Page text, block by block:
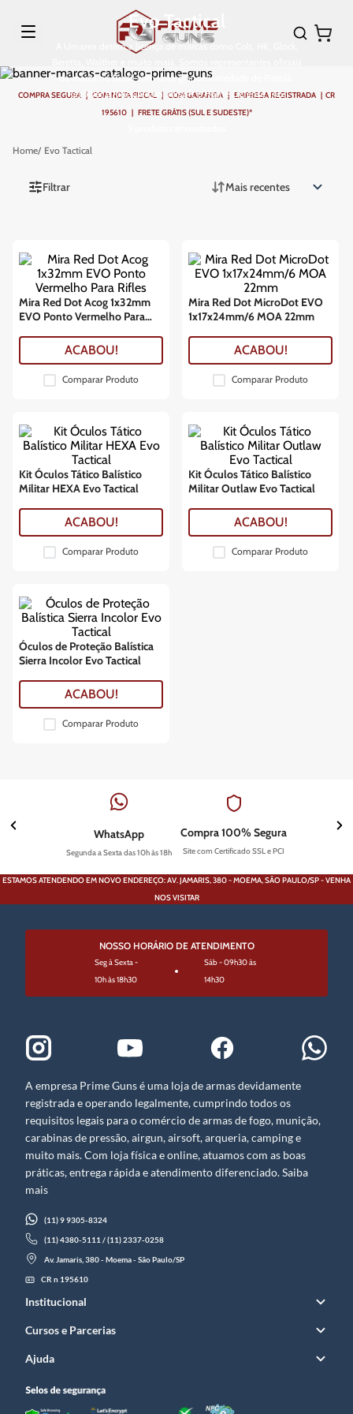
Evo Tactical
A Umarex detém a licença de marcas como Colt, HK, Glock,
da marca no Brasil com uma grande variedade de Pistola,
Revólver e Rifles Airgun, Airsoft e Home Defense T4E.
COMPRA SEGURA | COM NOTA FISCAL | COM GARANTIA | EMPRESA REGISTRADA | CR
195610 | FRETE GRÁTIS (SUL E SUDESTE)*
Evo Tactical
Filtrar Mais recentes
Mira Red Dot Acog 1x32mm
EVO Ponto Vermelho Para
ACABOU!
Comparar Produto
Mira Red Dot MicroDot EVO
1x17x24mm/6 MOA 22mm
ACABOU!
Comparar Produto
Kit Óculos Tático Balístico
Militar HEXA Evo Tactical
ACABOU!
Comparar Produto
Kit Óculos Tático Balístico
Militar Outlaw Evo Tactical
ACABOU!
Comparar Produto
Óculos de Proteção Balística
Sierra Incolor Evo Tactical
ACABOU!
Comparar Produto
WhatsApp
Segunda a Sexta das 10h às 18h
Compra 100% Segura
Site com Certificado SSL e PCI
ESTAMOS ATENDENDO EM NOVO ENDEREÇO: AV. JAMARIS, 380 - MOEMA, SÃO PAULO/SP - VENHA
NOS VISITAR
NOSSO HORÁRIO DE ATENDIMENTO
Seg à Sexta -
10h às 18h30
Sáb - 09h30 às
14h30
A empresa Prime Guns é uma loja de armas devidamente
registrada e operando legalmente, cumprindo todos os
requisitos legais para o comércio de armas de fogo, munição,
carabinas de pressão, airgun, airsoft, arqueria, camping e
muito mais. Com loja física e online, atuamos com as boas
práticas, entrega rápida e atendimento diferenciado. Saiba
mais
(11) 9 9305-8324
(11) 4380-5111 / (11) 2337-0258
Av. Jamaris, 380 - Moema - São Paulo/SP
CR n 195610
Institucional
Cursos e Parcerias
Ajuda